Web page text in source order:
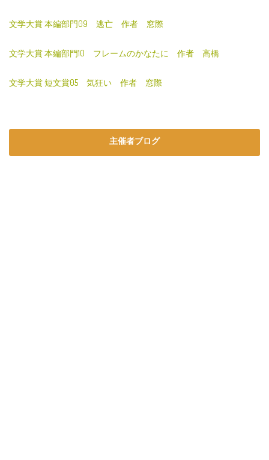
文学大賞 本編部門09 逃亡 作者 窓際
文学大賞 本編部門10 フレームのかなたに 作者 高橋
文学大賞 短文賞05 気狂い 作者 窓際
主催者ブログ